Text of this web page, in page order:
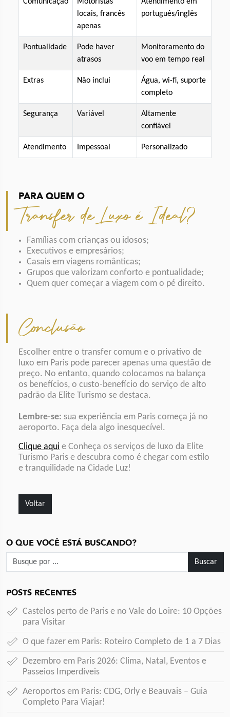
locais, francês
apenas
português/inglês
Pontualidade
Pode haver
atrasos
Monitoramento do
voo em tempo real
Extras Não inclui
Água, wi-fi, suporte
completo
Segurança Variável
Altamente
confiável
Atendimento Impessoal Personalizado
PARA QUEM O
Transfer de Luxo é Ideal?
Famílias com crianças ou idosos;
Executivos e empresários;
Casais em viagens românticas;
Grupos que valorizam conforto e pontualidade;
Quem quer começar a viagem com o pé direito.
Conclusão
Escolher entre o transfer comum e o privativo de
luxo em Paris pode parecer apenas uma questão de
preço. No entanto, quando colocamos na balança
os benefícios, o custo-benefício do serviço de alto
padrão da Elite Turismo se destaca.
Lembre-se: sua experiência em Paris começa já no
aeroporto. Faça dela algo inesquecível.
Clique aqui e Conheça os serviços de luxo da Elite
Turismo Paris e descubra como é chegar com estilo
e tranquilidade na Cidade Luz!
Voltar
O QUE VOCÊ ESTÁ BUSCANDO?
Buscar
POSTS RECENTES
Castelos perto de Paris e no Vale do Loire: 10 Opções
para Visitar
O que fazer em Paris: Roteiro Completo de 1 a 7 Dias
Dezembro em Paris 2026: Clima, Natal, Eventos e
Passeios Imperdíveis
Aeroportos em Paris: CDG, Orly e Beauvais – Guia
Completo Para Viajar!